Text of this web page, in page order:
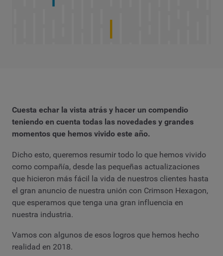
Cuesta echar la vista atrás y hacer un compendio
teniendo en cuenta todas las novedades y grandes
momentos que hemos vivido este año.
Dicho esto, queremos resumir todo lo que hemos vivido
como compañía, desde las pequeñas actualizaciones
que hicieron más fácil la vida de nuestros clientes hasta
el gran anuncio de nuestra unión con Crimson Hexagon,
que esperamos que tenga una gran influencia en
nuestra industria.
Vamos con algunos de esos logros que hemos hecho
realidad en 2018.